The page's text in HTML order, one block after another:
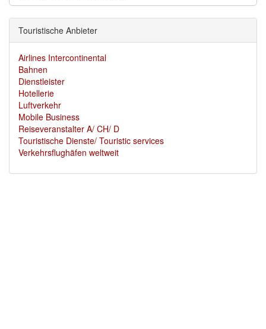
Touristische Anbieter
Airlines Intercontinental
Bahnen
Dienstleister
Hotellerie
Luftverkehr
Mobile Business
Reiseveranstalter A/ CH/ D
Touristische Dienste/ Touristic services
Verkehrsflughäfen weltweit